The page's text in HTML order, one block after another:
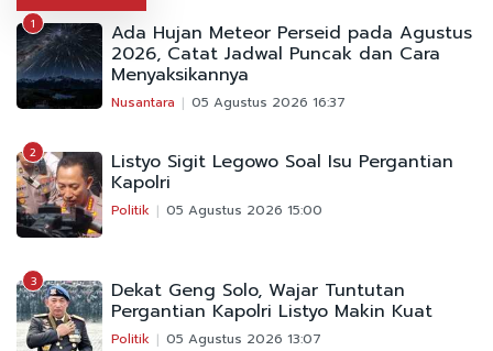
1 Ada Hujan Meteor Perseid pada Agustus
2026, Catat Jadwal Puncak dan Cara
Menyaksikannya
Nusantara 05 Agustus 2026 16:37
2 Listyo Sigit Legowo Soal Isu Pergantian
Kapolri
Politik 05 Agustus 2026 15:00
3 Dekat Geng Solo, Wajar Tuntutan
Pergantian Kapolri Listyo Makin Kuat
Politik 05 Agustus 2026 13:07